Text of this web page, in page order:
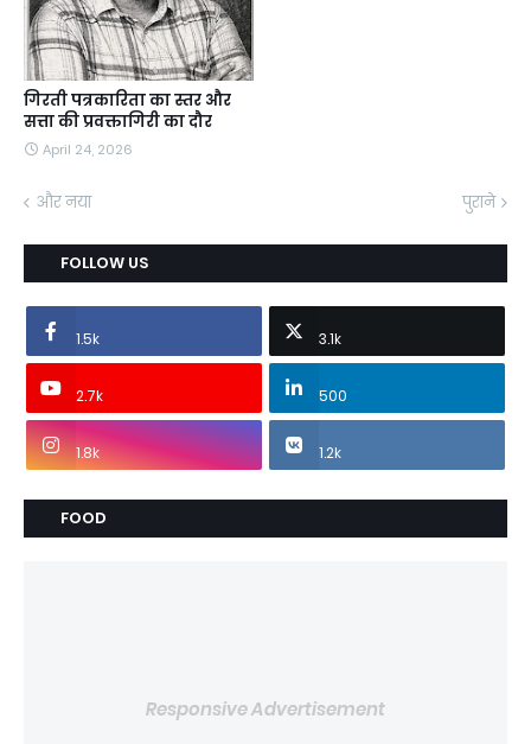
गिरती पत्रकारिता का स्तर और
सत्ता की प्रवक्तागिरी का दौर
April 24, 2026
और नया पुराने
FOLLOW US
1.5k 3.1k
2.7k 500
1.8k 1.2k
FOOD
Responsive Advertisement